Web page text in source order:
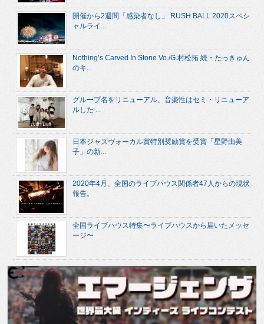
開催から2週間「感染者なし」 RUSH BALL 2020スペシ
ャルライ...
Nothing’s Carved In Stone Vo./G.村松拓 続・たっきゅん
のキ...
グループ名をリニューアル、音楽性はセミ・リニューア
ルした ...
日本ジャズヴォーカル賞特別奨励賞を受賞「星野由美
子」の新...
2020年4月、全国のライブハウス関係者47人からの現状
報告。
全国ライブハウス特集〜ライブハウスから届いたメッセ
ージ〜